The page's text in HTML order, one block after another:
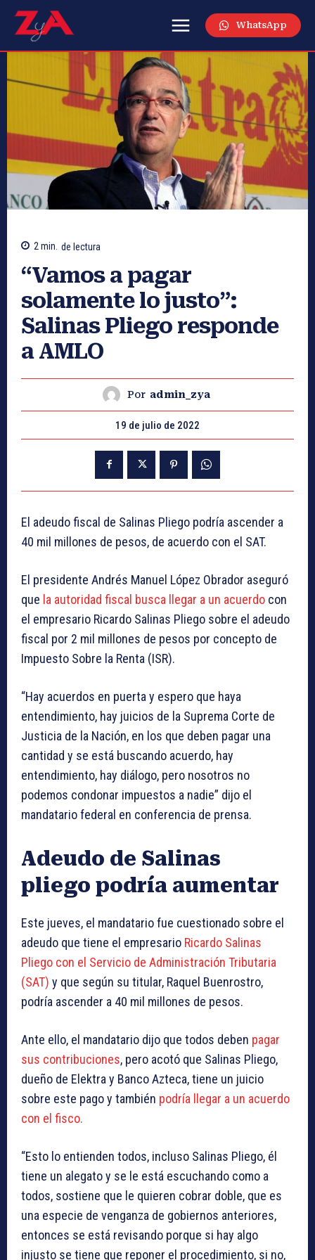
WhatsApp
2min. de lectura
“Vamos a pagar
solamente lo justo”:
Salinas Pliego responde
a AMLO
Por admin_zya
19 de julio de 2022
El adeudo fiscal de Salinas Pliego podría ascender a
40 mil millones de pesos, de acuerdo con el SAT.
El presidente Andrés Manuel López Obrador aseguró
que la autoridad fiscal busca llegar a un acuerdo con
el empresario Ricardo Salinas Pliego sobre el adeudo
fiscal por 2 mil millones de pesos por concepto de
Impuesto Sobre la Renta (ISR).
“Hay acuerdos en puerta y espero que haya
entendimiento, hay juicios de la Suprema Corte de
Justicia de la Nación, en los que deben pagar una
cantidad y se está buscando acuerdo, hay
entendimiento, hay diálogo, pero nosotros no
podemos condonar impuestos a nadie” dijo el
mandatario federal en conferencia de prensa.
Adeudo de Salinas
pliego podría aumentar
Este jueves, el mandatario fue cuestionado sobre el
adeudo que tiene el empresario Ricardo Salinas
Pliego con el Servicio de Administración Tributaria
(SAT) y que según su titular, Raquel Buenrostro,
podría ascender a 40 mil millones de pesos.
Ante ello, el mandatario dijo que todos deben pagar
sus contribuciones, pero acotó que Salinas Pliego,
dueño de Elektra y Banco Azteca, tiene un juicio
sobre este pago y también podría llegar a un acuerdo
con el fisco.
“Esto lo entienden todos, incluso Salinas Pliego, él
tiene un alegato y se le está escuchando como a
todos, sostiene que le quieren cobrar doble, que es
una especie de venganza de gobiernos anteriores,
entonces se está revisando porque si hay algo
injusto se tiene que reponer el procedimiento, si no,